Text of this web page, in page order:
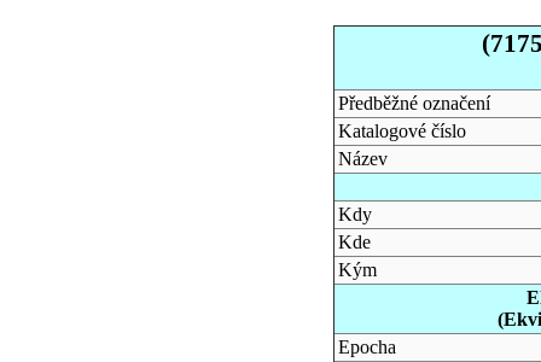
Předběžné označení
Katalogové číslo
Název
Kdy
Kde
Kým
Epocha